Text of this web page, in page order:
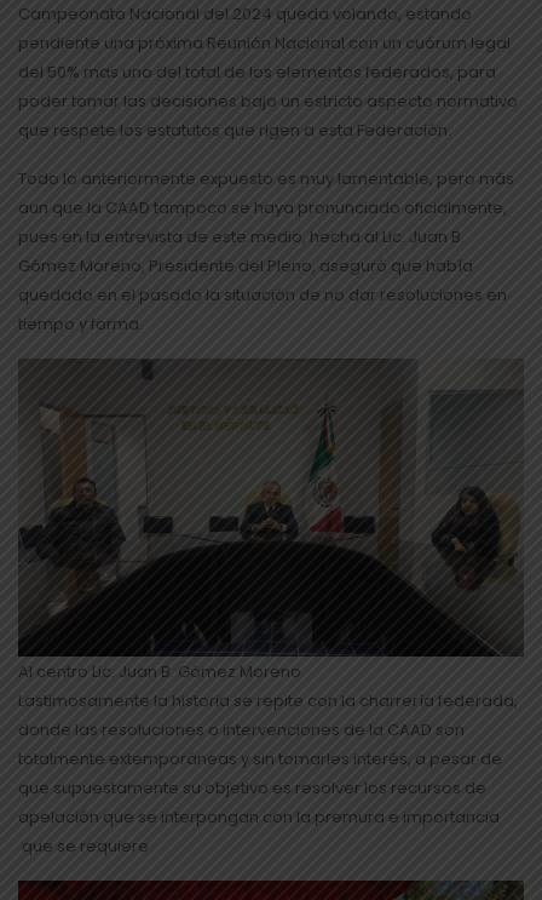
Campeonato Nacional del 2024 queda volando, estando
pendiente una próxima Reunión Nacional con un cuórum legal
del 50% mas uno del total de los elementos federados, para
poder tomar las decisiones bajo un estricto aspecto normativo
que respete los estatutos que rigen a esta Federación.
Todo lo anteriormente expuesto es muy lamentable, pero más
aun que la CAAD tampoco se haya pronunciado oficialmente,
pues en la entrevista de este medio, hecha al Lic. Juan B.
Gómez Moreno, Presidente del Pleno, aseguró que había
quedado en el pasado la situación de no dar resoluciones en
tiempo y forma.
Al centro Lic. Juan B. Gómez Moreno
Lastimosamente la historia se repite con la charrería federada,
donde las resoluciones o intervenciones de la CAAD son
totalmente extemporáneas y sin tomarles interés, a pesar de
que supuestamente su objetivo es resolver los recursos de
apelación que se interpongan con la premura e importancia
que se requiere